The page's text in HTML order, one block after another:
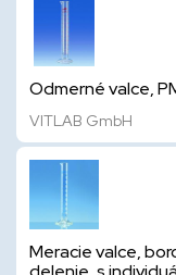
Odmerné valce,
VITLAB GmbH
Meracie valce,